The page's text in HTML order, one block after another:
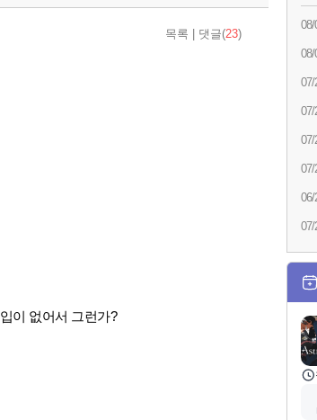
목록 댓글(23)
이 없어서 그런가?
08/
08/
07/
07/
07/
07/
06/
07/